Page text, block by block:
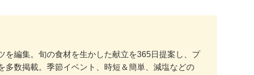
編集。旬の食材を生かした献立を365日提案し、プ
多数掲載。季節イベント、時短＆簡単、減塩などの